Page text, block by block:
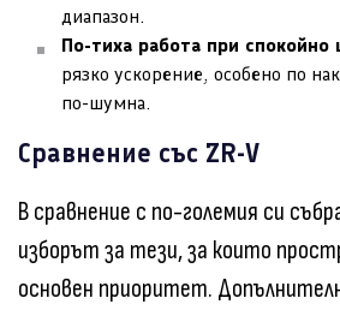
диапазон.
По-тиха работа при
рязко ускорение, особено по
по-шумна.
Сравнение със ZR-V
В сравнение с по-големия си
изборът за тези, за които
основен приоритет.